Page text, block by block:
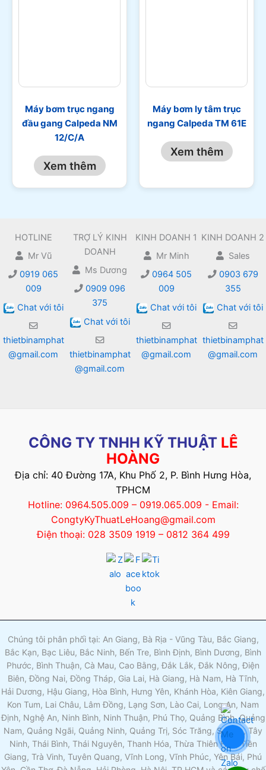
Máy bơm trục ngang
đầu gang Calpeda NM
12/C/A
Xem thêm
Máy bơm ly tâm trục
ngang Calpeda TM 61E
Xem thêm
HOTLINE
Mr Vũ
0919 065
009
Chat với tôi
thietbinamphat
@gmail.com
TRỢ LÝ KINH
DOANH
Ms Dương
0909 096
375
Chat với tôi
thietbinamphat
@gmail.com
KINH DOANH 1
Mr Minh
0964 505
009
Chat với tôi
thietbinamphat
@gmail.com
KINH DOANH 2
Sales
0903 679
355
Chat với tôi
thietbinamphat
@gmail.com
CÔNG TY TNHH KỸ THUẬT LÊ
HOÀNG
Địa chỉ: 40 Đường 17A, Khu Phố 2, P. Bình Hưng Hòa,
TPHCM
Hotline: 0964.505.009 – 0919.065.009 - Email:
CongtyKyThuatLeHoang@gmail.com
Điện thoại: 028 3509 1919 – 0812 364 499
Chúng tôi phân phối tại: An Giang, Bà Rịa - Vũng Tàu, Bắc Giang,
Bắc Kạn, Bạc Liêu, Bắc Ninh, Bến Tre, Bình Định, Bình Dương, Bình
Phước, Bình Thuận, Cà Mau, Cao Bằng, Đắk Lắk, Đắk Nông, Điện
Biên, Đồng Nai, Đồng Tháp, Gia Lai, Hà Giang, Hà Nam, Hà Tĩnh,
Hải Dương, Hậu Giang, Hòa Bình, Hưng Yên, Khánh Hòa, Kiên Giang,
Kon Tum, Lai Châu, Lâm Đồng, Lạng Sơn, Lào Cai, Long An, Nam
Định, Nghệ An, Ninh Bình, Ninh Thuận, Phú Thọ, Quảng Bình, Quảng
Nam, Quảng Ngãi, Quảng Ninh, Quảng Trị, Sóc Trăng, Sơn La, Tây
Ninh, Thái Bình, Thái Nguyên, Thanh Hóa, Thừa Thiên Huế, Tiền
Giang, Trà Vinh, Tuyên Quang, Vĩnh Long, Vĩnh Phúc, Yên Bái, Phú